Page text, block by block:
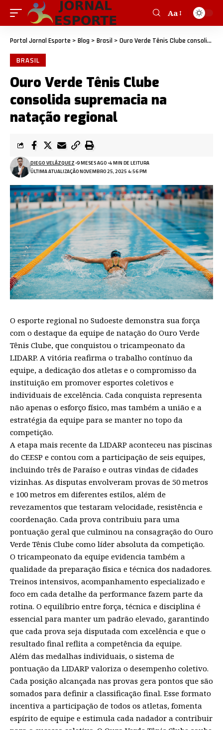
Aa
Portal Jornal Esporte > Blog > Brasil > Ouro Verde Tênis Clube consolida supremacia na natação regional
BRASIL
Ouro Verde Tênis Clube
consolida supremacia na
natação regional
ÚLTIMA ATUALIZAÇÃO NOVEMBRO 25, 2025 4:56 PM
DIEGO VELÁZQUEZ 9 MESES AGO 4 MIN DE LEITURA
O esporte regional no Sudoeste demonstra sua força
com o destaque da equipe de natação do Ouro Verde
Tênis Clube, que conquistou o tricampeonato da
LIDARP. A vitória reafirma o trabalho contínuo da
equipe, a dedicação dos atletas e o compromisso da
instituição em promover esportes coletivos e
individuais de excelência. Cada conquista representa
não apenas o esforço físico, mas também a união e a
estratégia da equipe para se manter no topo da
competição.
A etapa mais recente da LIDARP aconteceu nas piscinas
do CEESP e contou com a participação de seis equipes,
incluindo três de Paraíso e outras vindas de cidades
vizinhas. As disputas envolveram provas de 50 metros
e 100 metros em diferentes estilos, além de
revezamentos que testaram velocidade, resistência e
coordenação. Cada prova contribuiu para uma
pontuação geral que culminou na consagração do Ouro
Verde Tênis Clube como líder absoluta da competição.
O tricampeonato da equipe evidencia também a
qualidade da preparação física e técnica dos nadadores.
Treinos intensivos, acompanhamento especializado e
foco em cada detalhe da performance fazem parte da
rotina. O equilíbrio entre força, técnica e disciplina é
essencial para manter um padrão elevado, garantindo
que cada prova seja disputada com excelência e que o
resultado final reflita a competência da equipe.
Além das medalhas individuais, o sistema de
pontuação da LIDARP valoriza o desempenho coletivo.
Cada posição alcançada nas provas gera pontos que são
somados para definir a classificação final. Esse formato
incentiva a participação de todos os atletas, fomenta
espírito de equipe e estimula cada nadador a contribuir